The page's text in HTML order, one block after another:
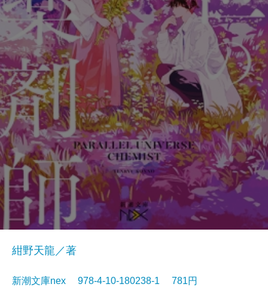
紺野天龍／著
新潮文庫nex 978-4-10-180238-1 781円